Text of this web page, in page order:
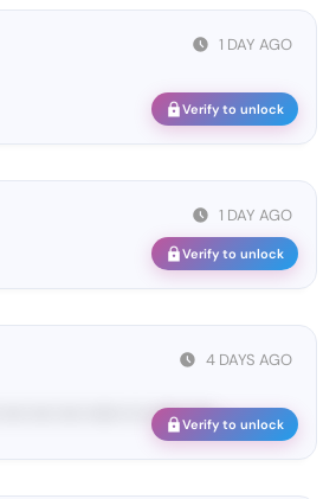
1 DAY AGO
Verify to unlock
1 DAY AGO
Verify to unlock
4 DAYS AGO
•••• •••• •••••• ••• •••••• •••• ...Verify to unlock